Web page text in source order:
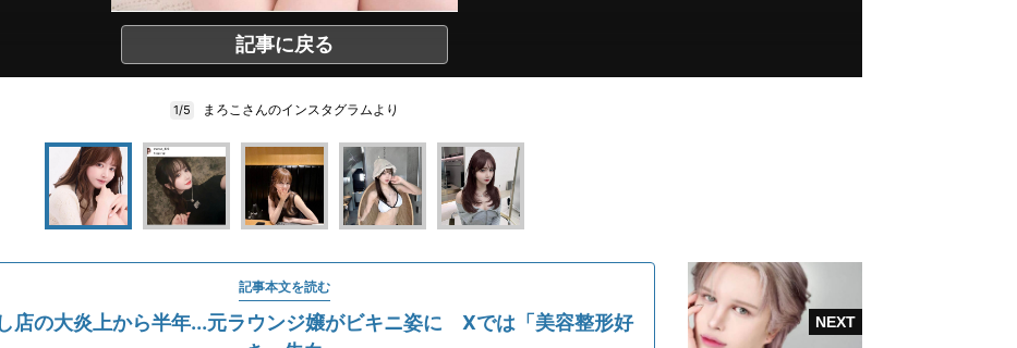
記事に戻る
1/5 まろこさんのインスタグラムより
記事本文を読む
店の大炎上から半年...元ラウンジ嬢がビキニ姿に Xでは「美容整形好